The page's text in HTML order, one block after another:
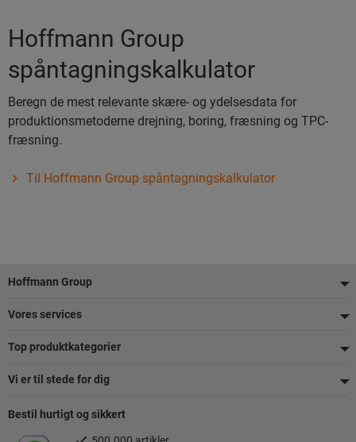
Hoffmann Group
spåntagningskalkulator
Beregn de mest relevante skære- og ydelsesdata for
produktionsmetoderne drejning, boring, fræsning og TPC-
fræsning.
Til Hoffmann Group spåntagningskalkulator
Footer
Hoffmann Group
Vores services
Top produktkategorier
Vi er til stede for dig
Bestil hurtigt og sikkert